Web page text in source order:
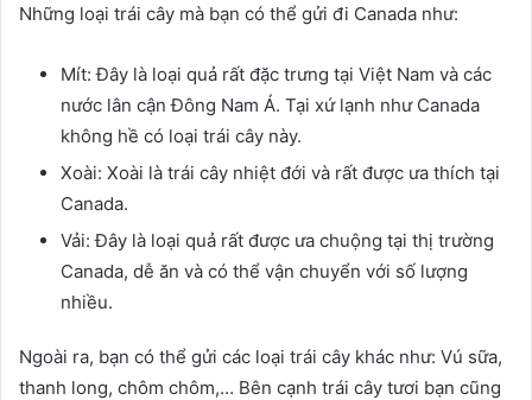
Những loại trái cây mà bạn có thể gửi đi Canada như:
Mít: Đây là loại quả rất đặc trưng tại Việt Nam và các
nước lân cận Đông Nam Á. Tại xứ lạnh như Canada
không hề có loại trái cây này.
Xoài: Xoài là trái cây nhiệt đới và rất được ưa thích tại
Canada.
Vải: Đây là loại quả rất được ưa chuộng tại thị trường
Canada, dễ ăn và có thể vận chuyển với số lượng
nhiều.
Ngoài ra, bạn có thể gửi các loại trái cây khác như: Vú sữa,
thanh long, chôm chôm,… Bên cạnh trái cây tươi bạn cũng